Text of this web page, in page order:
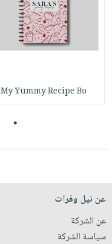
My Yummy Recipe Bo
1
عن نيل وفرات
عن الشركة
سياسة الشركة